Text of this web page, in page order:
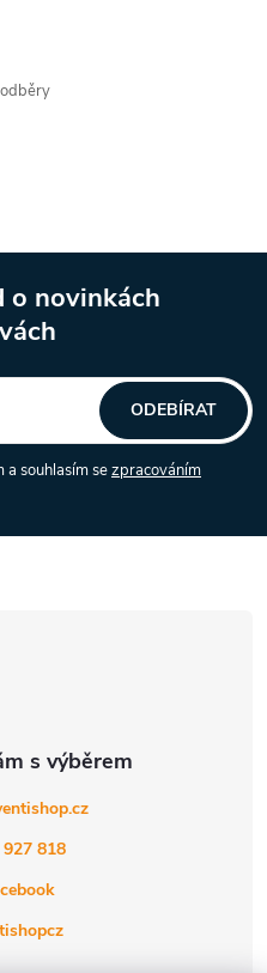
o novinkách
souhlasím sezpracováním
ODEBÍRAT
818